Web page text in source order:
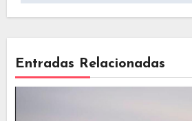
Entradas Relacionadas